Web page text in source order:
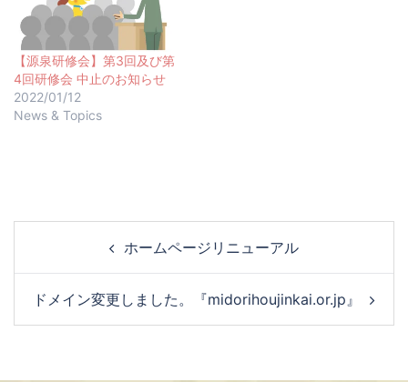
【源泉研修会】第3回及び第
4回研修会 中止のお知らせ
2022/01/12
News & Topics
ホームページリニューアル
ドメイン変更しました。『midorihoujinkai.or.jp』